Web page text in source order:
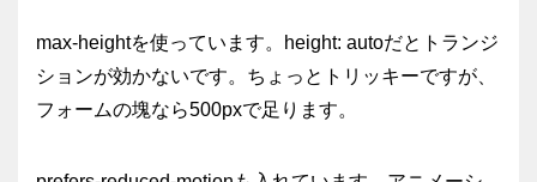
max-heightを使っています。 height: autoだとトランジ
ションが効かないです。ちょっとトリッキーですが、
フォームの塊なら500pxで足ります。